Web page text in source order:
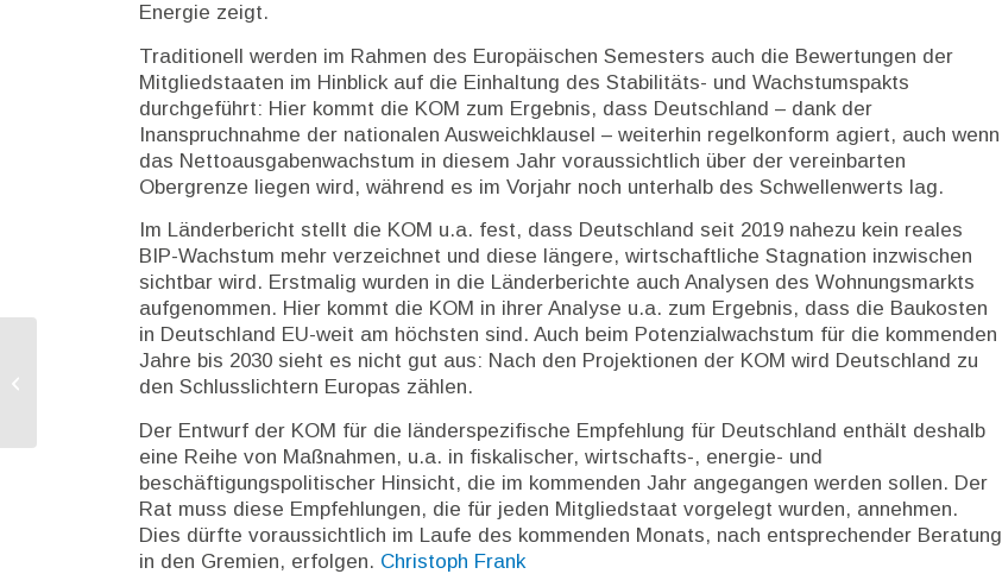
Energie zeigt.
Traditionell werden im Rahmen des Europäischen Semesters auch die Bewertungen der
Mitgliedstaaten im Hinblick auf die Einhaltung des Stabilitäts- und Wachstumspakts
durchgeführt: Hier kommt die KOM zum Ergebnis, dass Deutschland – dank der
Inanspruchnahme der nationalen Ausweichklausel – weiterhin regelkonform agiert, auch wenn
das Nettoausgabenwachstum in diesem Jahr voraussichtlich über der vereinbarten
Obergrenze liegen wird, während es im Vorjahr noch unterhalb des Schwellenwerts lag.
Im Länderbericht stellt die KOM u.a. fest, dass Deutschland seit 2019 nahezu kein reales
BIP-Wachstum mehr verzeichnet und diese längere, wirtschaftliche Stagnation inzwischen
sichtbar wird. Erstmalig wurden in die Länderberichte auch Analysen des Wohnungsmarkts
aufgenommen. Hier kommt die KOM in ihrer Analyse u.a. zum Ergebnis, dass die Baukosten
in Deutschland EU-weit am höchsten sind. Auch beim Potenzialwachstum für die kommenden
Jahre bis 2030 sieht es nicht gut aus: Nach den Projektionen der KOM wird Deutschland zu
den Schlusslichtern Europas zählen.
Der Entwurf der KOM für die länderspezifische Empfehlung für Deutschland enthält deshalb
eine Reihe von Maßnahmen, u.a. in fiskalischer, wirtschafts-, energie- und
beschäftigungspolitischer Hinsicht, die im kommenden Jahr angegangen werden sollen. Der
Rat muss diese Empfehlungen, die für jeden Mitgliedstaat vorgelegt wurden, annehmen.
Dies dürfte voraussichtlich im Laufe des kommenden Monats, nach entsprechender Beratung
in den Gremien, erfolgen. Christoph Frank
Stellungnahmen zu temporären
Grenzkontrollen